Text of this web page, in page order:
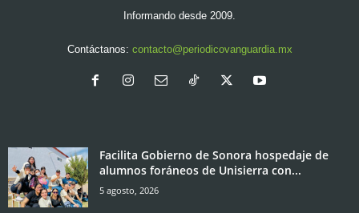
Informando desde 2009.
Contáctanos: contacto@periodicovanguardia.mx
Facilita Gobierno de Sonora hospedaje de
alumnos foráneos de Unisierra con...
5 agosto, 2026